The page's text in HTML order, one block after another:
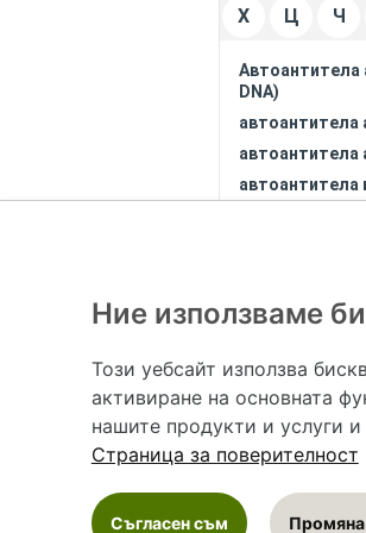
Х Ц Ч
DNA)
автоантитела
автоантитела
автоантитела
срещу
Агеузия
адинамия
адреналин в
(АКТХ) в
азооспермия
осигурява диагноза
хранителни
гаранция за
никакви
Ние използваме
Този уебсайт използва
активиране на основната
нашите продукти и услуги
Страница за поверителност
Съгласен съм Промяна